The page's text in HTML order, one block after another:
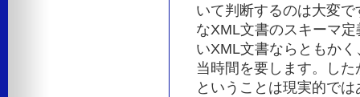
いて判断するのは大変
なXML文書のスキーマ
いXML文書ならともか
当時間を要します。し
ということは現実的で